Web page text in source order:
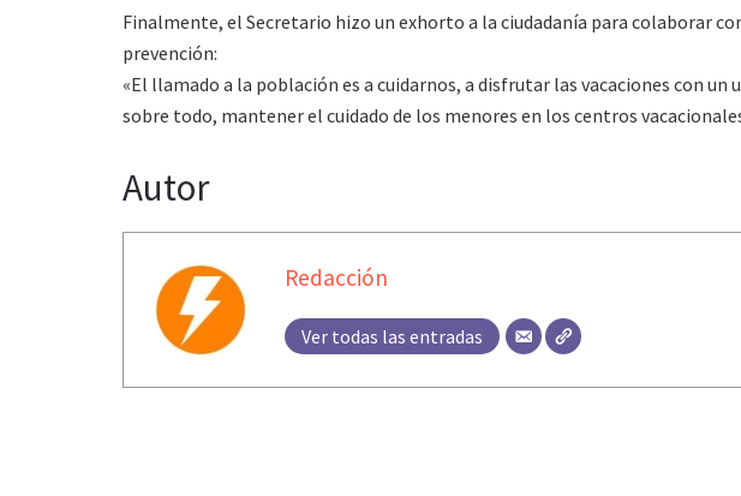
Finalmente, el Secretario hizo un exhorto a la ciudadanía para colaborar
prevención:
«El llamado a la población es a cuidarnos, a disfrutar las vacaciones con un
sobre todo, mantener el cuidado de los menores en los centros
Autor
Redacción
Ver todas las entradas